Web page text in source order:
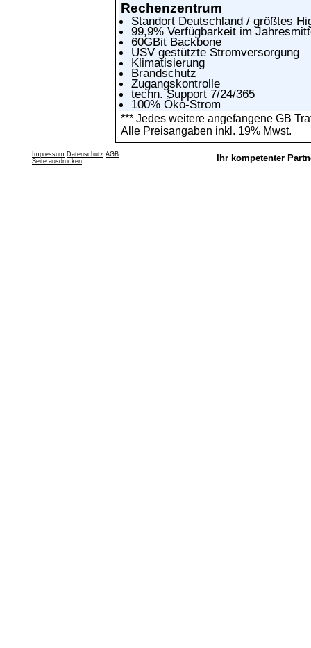
Rechenzentrum
Standort Deutschland / größtes
99,9% Verfügbarkeit im
60GBit Backbone
USV gestützte Stromversorgung
Klimatisierung
Brandschutz
Zugangskontrolle
techn. Support 7/24/365
100% Öko-Strom
*** Jedes weitere angefangene GB
Alle Preisangaben inkl. 19% Mwst.
Impressum Datenschutz AGB
Seite ausdrucken
Ihr kompetenter